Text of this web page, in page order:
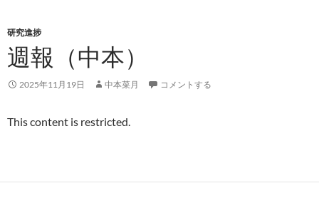
研究進捗
週報（中本）
2025年11月19日 中本菜月 コメントする
This content is restricted.